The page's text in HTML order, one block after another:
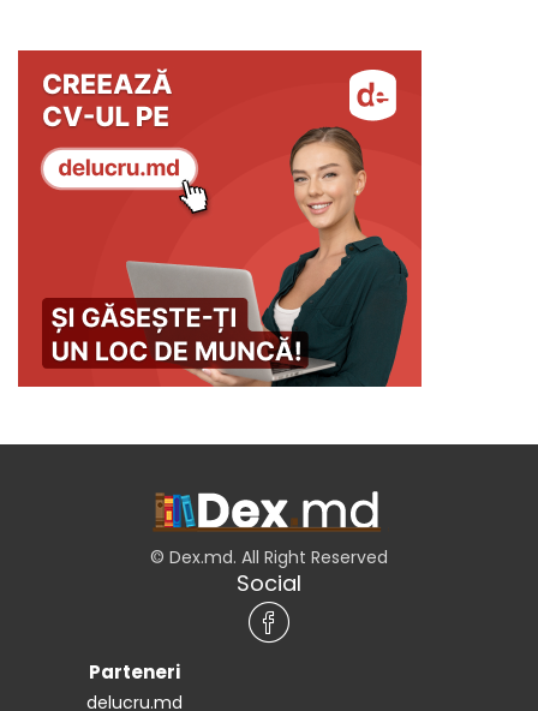
© Dex.md. All Right Reserved
Social
Parteneri
delucru.md